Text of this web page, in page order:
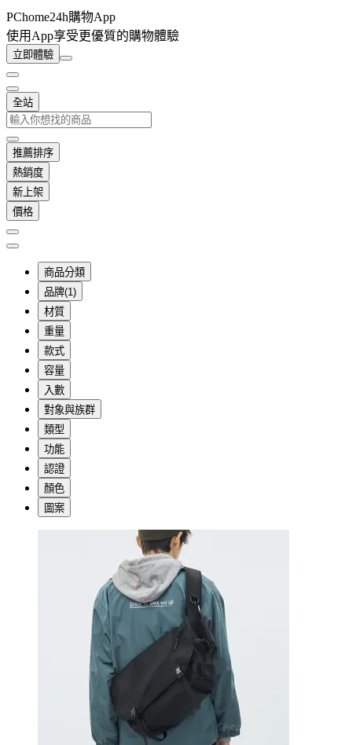
PChome24h購物App
使用App享受更優質的購物體驗
立即體驗
全站
推薦排序
熱銷度
新上架
價格
商品分類
品牌(1)
材質
重量
款式
容量
入數
對象與族群
類型
功能
認證
顏色
圖案